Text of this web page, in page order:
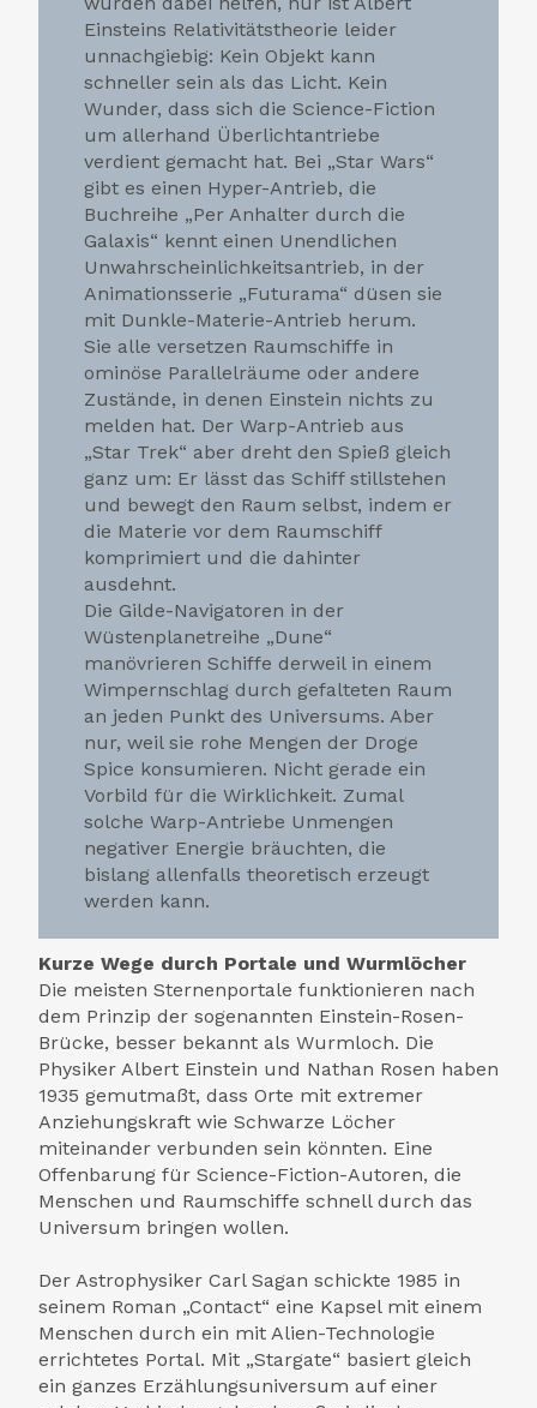
Einsteins Relativitätstheorie leider
unnachgiebig: Kein Objekt kann
schneller sein als das Licht. Kein
Wunder, dass sich die Science-Fiction
um allerhand Überlichtantriebe
verdient gemacht hat. Bei „Star Wars“
gibt es einen Hyper-Antrieb, die
Buchreihe „Per Anhalter durch die
Galaxis“ kennt einen Unendlichen
Unwahrscheinlichkeitsantrieb, in der
Animationsserie „Futurama“ düsen sie
mit Dunkle-Materie-Antrieb herum.
Sie alle versetzen Raumschiffe in
ominöse Parallelräume oder andere
Zustände, in denen Einstein nichts zu
melden hat. Der Warp-Antrieb aus
„Star Trek“ aber dreht den Spieß gleich
ganz um: Er lässt das Schiff stillstehen
und bewegt den Raum selbst, indem er
die Materie vor dem Raumschiff
komprimiert und die dahinter
ausdehnt.
Die Gilde-Navigatoren in der
Wüstenplanetreihe „Dune“
manövrieren Schiffe derweil in einem
Wimpernschlag durch gefalteten Raum
an jeden Punkt des Universums. Aber
nur, weil sie rohe Mengen der Droge
Spice konsumieren. Nicht gerade ein
Vorbild für die Wirklichkeit. Zumal
solche Warp-Antriebe Unmengen
negativer Energie bräuchten, die
bislang allenfalls theoretisch erzeugt
werden kann.
Kurze Wege durch Portale und Wurmlöcher
Die meisten Sternenportale funktionieren nach
dem Prinzip der sogenannten Einstein-Rosen-
Brücke, besser bekannt als Wurmloch. Die
Physiker Albert Einstein und Nathan Rosen haben
1935 gemutmaßt, dass Orte mit extremer
Anziehungskraft wie Schwarze Löcher
miteinander verbunden sein könnten. Eine
Offenbarung für Science-Fiction-Autoren, die
Menschen und Raumschiffe schnell durch das
Universum bringen wollen.
Der Astrophysiker Carl Sagan schickte 1985 in
seinem Roman „Contact“ eine Kapsel mit einem
Menschen durch ein mit Alien-Technologie
errichtetes Portal. Mit „Stargate“ basiert gleich
ein ganzes Erzählungsuniversum auf einer